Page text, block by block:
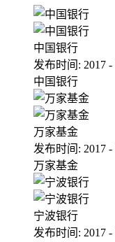
中国银行
发布时间: 2017 -
中国银行
万家基金
发布时间: 2017 -
万家基金
宁波银行
发布时间: 2017 -